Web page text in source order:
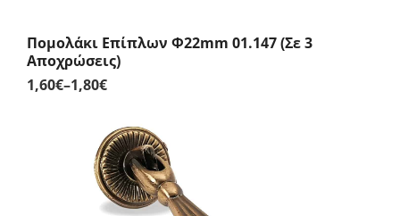
Πομολάκι Επίπλων Φ22mm 01.147 (Σε 3
Αποχρώσεις)
1,60€–1,80€Price
1,60€
through
1,80€